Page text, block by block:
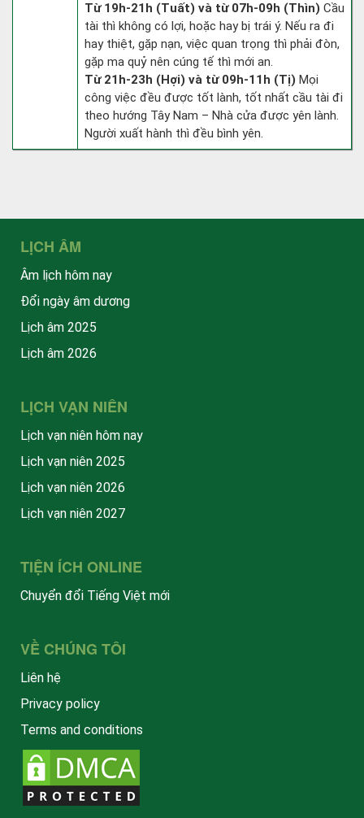
Từ 19h-21h (Tuất) và từ 07h-09h (Thìn) Cầu
tài thì không có lợi, hoặc hay bị trái ý. Nếu ra đi
hay thiệt, gặp nạn, việc quan trọng thì phải đòn,
gặp ma quỷ nên cúng tế thì mới an.
Từ 21h-23h (Hợi) và từ 09h-11h (Tị) Mọi
công việc đều được tốt lành, tốt nhất cầu tài đi
theo hướng Tây Nam – Nhà cửa được yên lành.
Người xuất hành thì đều bình yên.
LỊCH ÂM
Âm lịch hôm nay
Đổi ngày âm dương
Lịch âm 2025
Lịch âm 2026
LỊCH VẠN NIÊN
Lịch vạn niên hôm nay
Lịch vạn niên 2025
Lịch vạn niên 2026
Lịch vạn niên 2027
TIỆN ÍCH ONLINE
Chuyển đổi Tiếng Việt mới
VỀ CHÚNG TÔI
Liên hệ
Privacy policy
Terms and conditions